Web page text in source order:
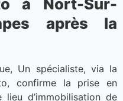
à Nort-Sur-
après la
Un spécialiste, via la
confirme la prise en
d’immobilisation de